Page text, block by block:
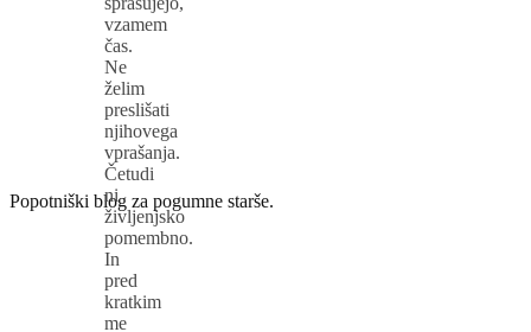
Popotniški blog za pogumne starše.
vzamem
čas.
Ne
želim
preslišati
njihovega
vprašanja.
Četudi
ni
življenjsko
pomembno.
In
pred
kratkim
me